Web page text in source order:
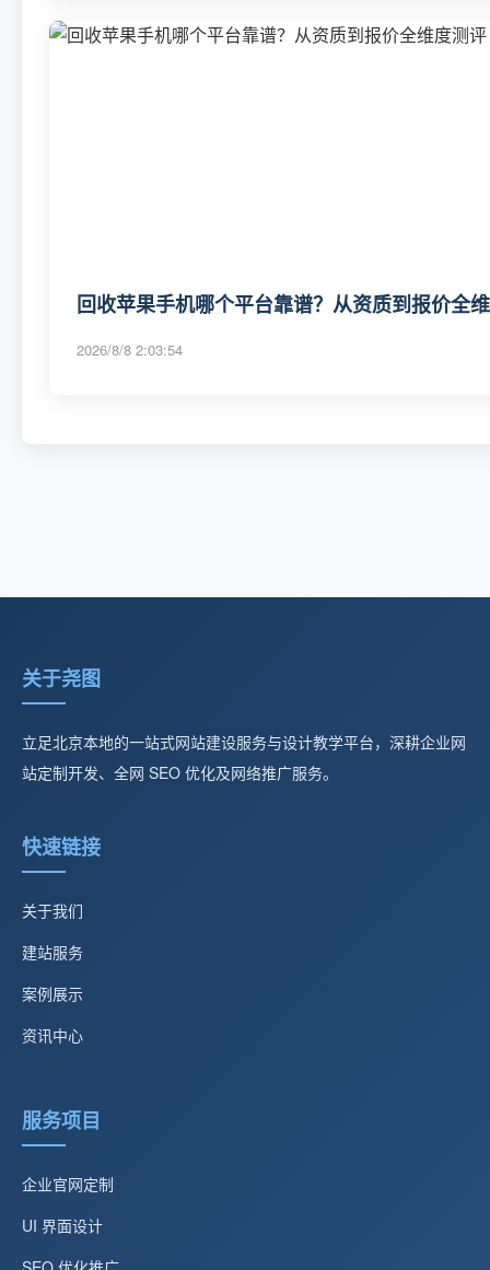
回收苹果手机哪个平台靠谱？从资质到报价全
2026/8/8 2:03:54
关于尧图
立足北京本地的一站式网站建设服务与设计教学平台，深耕企业网
站定制开发、全网 SEO 优化及网络推广服务。
快速链接
关于我们
建站服务
案例展示
资讯中心
服务项目
企业官网定制
UI 界面设计